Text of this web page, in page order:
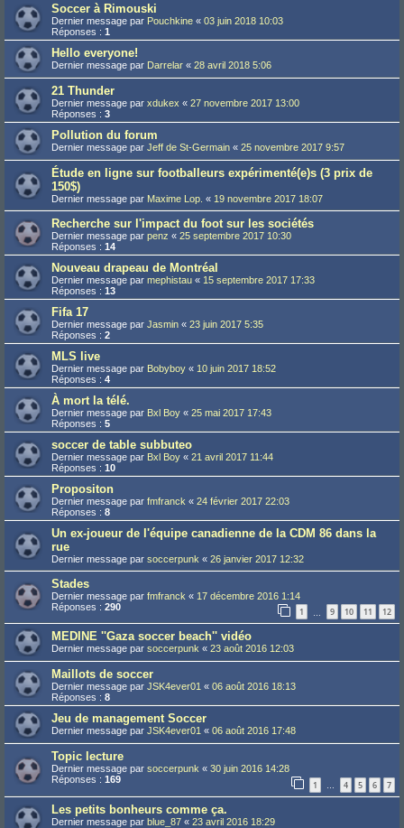
Soccer à Rimouski
Dernier message par Pouchkine « 03 juin 2018 10:03
Réponses : 1
Hello everyone!
Dernier message par Darrelar « 28 avril 2018 5:06
21 Thunder
Dernier message par xdukex « 27 novembre 2017 13:00
Réponses : 3
Pollution du forum
Dernier message par Jeff de St-Germain « 25 novembre 2017 9:57
Étude en ligne sur footballeurs expérimenté(e)s (3 prix de
150$)
Dernier message par Maxime Lop. « 19 novembre 2017 18:07
Recherche sur l'impact du foot sur les sociétés
Dernier message par penz « 25 septembre 2017 10:30
Réponses : 14
Nouveau drapeau de Montréal
Dernier message par mephistau « 15 septembre 2017 17:33
Réponses : 13
Fifa 17
Dernier message par Jasmin « 23 juin 2017 5:35
Réponses : 2
MLS live
Dernier message par Bobyboy « 10 juin 2017 18:52
Réponses : 4
À mort la télé.
Dernier message par Bxl Boy « 25 mai 2017 17:43
Réponses : 5
soccer de table subbuteo
Dernier message par Bxl Boy « 21 avril 2017 11:44
Réponses : 10
Propositon
Dernier message par fmfranck « 24 février 2017 22:03
Réponses : 8
Un ex-joueur de l'équipe canadienne de la CDM 86 dans la
rue
Dernier message par soccerpunk « 26 janvier 2017 12:32
Stades
Dernier message par fmfranck « 17 décembre 2016 1:14
Réponses : 290 1 9 10 11 12
MEDINE ''Gaza soccer beach'' vidéo
Dernier message par soccerpunk « 23 août 2016 12:03
Maillots de soccer
Dernier message par JSK4ever01 « 06 août 2016 18:13
Réponses : 8
Jeu de management Soccer
Dernier message par JSK4ever01 « 06 août 2016 17:48
Topic lecture
Dernier message par soccerpunk « 30 juin 2016 14:28
Réponses : 169 1 … 4 5 6 7
Les petits bonheurs comme ça.
Dernier message par blue_87 « 23 avril 2016 18:29